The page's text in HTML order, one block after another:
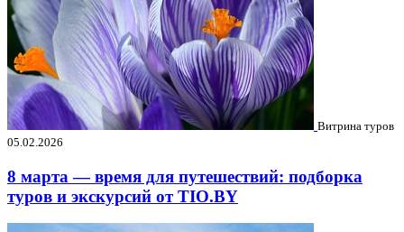
Витрина туров
05.02.2026
8 марта — время для путешествий: подборка
туров и экскурсий от TIO.BY